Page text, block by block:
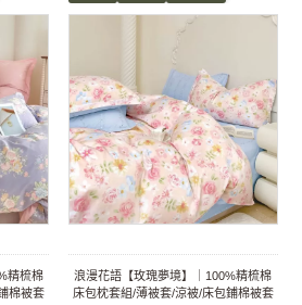
精梳棉
棉被套
浪漫花語【玫瑰夢境】｜100%精梳棉
床包枕套組/薄被套/涼被/床包鋪棉被套